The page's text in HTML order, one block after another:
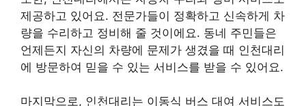
제공하고 있어요. 전문가들이 정확하고 신속하게 차
량을 수리하고 정비해 줄 것이에요. 동네 주민들은
언제든지 자신의 차량에 문제가 생겼을 때 인천대리
에 방문하여 믿을 수 있는 서비스를 받을 수 있어요.
마지막으로, 인천대리는 이동식 버스 대여 서비스도